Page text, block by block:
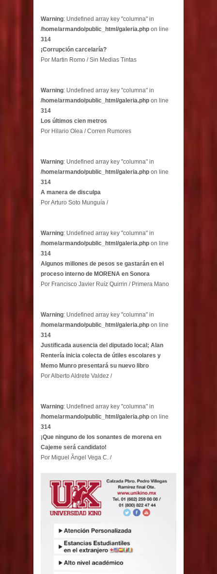
Warning: Undefined array key "columna" in
/home/armando/public_html/galeria.php on line
314
¡Corrupción carcelaría?
Por Martin Romo / Sin Medias Tintas
Warning: Undefined array key "columna" in
/home/armando/public_html/galeria.php on line
314
Los últimos cien metros
Por Hilario Olea / Corren Rumores
Warning: Undefined array key "columna" in
/home/armando/public_html/galeria.php on line
314
A manera de disculpa
Por Arturo Soto Munguía /
Warning: Undefined array key "columna" in
/home/armando/public_html/galeria.php on line
314
Algunos millones de pesos se gastarán en el
proceso interno de MORENA en Sonora
Por Francisco Javier Ruíz Quirrin / Primera Mano
Warning: Undefined array key "columna" in
/home/armando/public_html/galeria.php on line
314
Justificada ausencia del diputado local; Alan
Rentería inicia colecta de útiles escolares y
Memo Munro presentará su nuevo libro
Por Alberto Aldrete Valdez /
Warning: Undefined array key "columna" in
/home/armando/public_html/galeria.php on line
314
¡Que ninguno de los sonantes de morena en
Cajeme será candidato!
Por Miguel Ãngel Vega C. /